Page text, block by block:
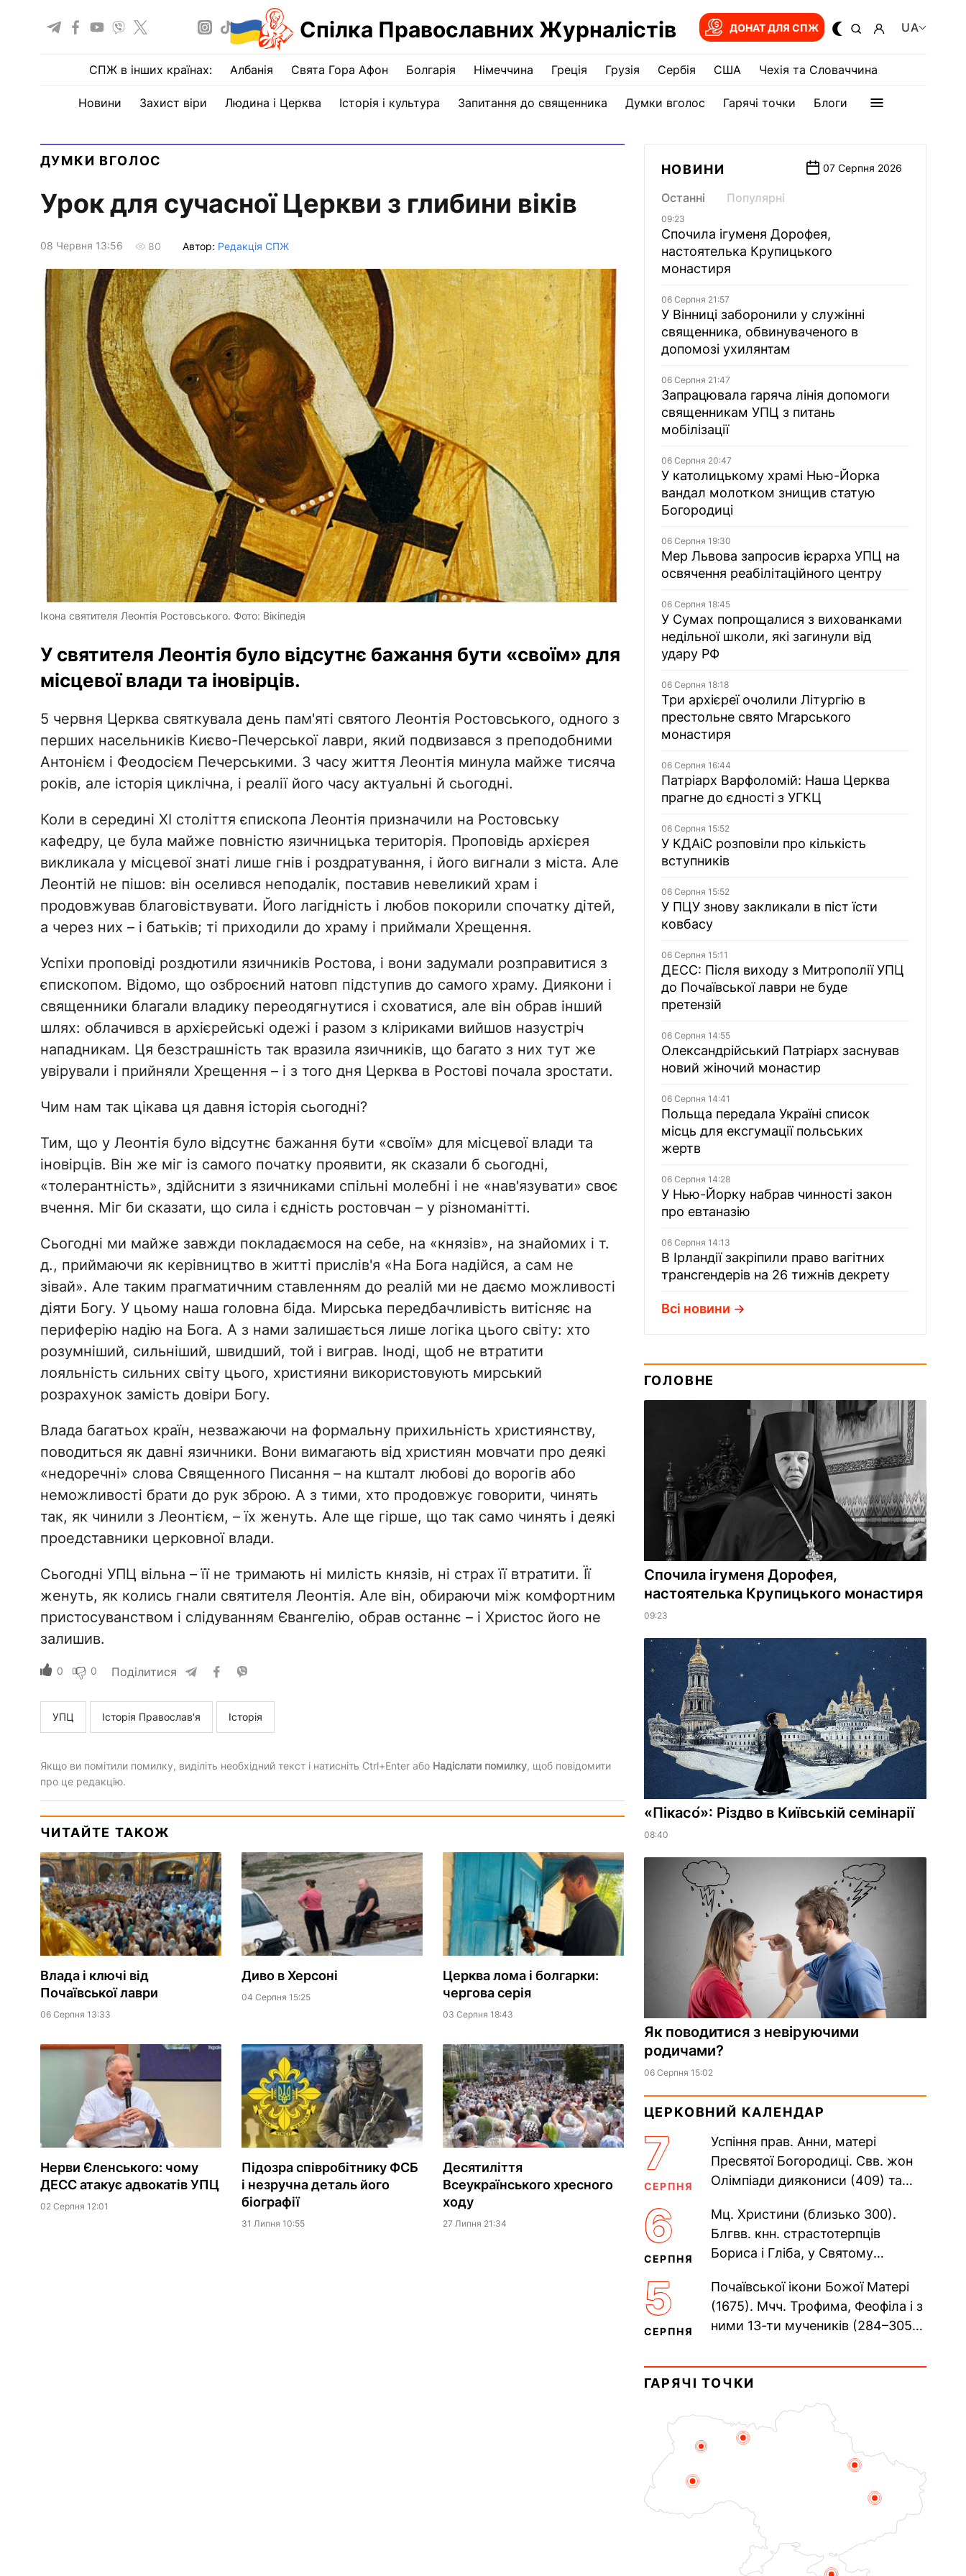
Спілка Православних Журналістів ДОНАТ ДЛЯ СПЖ UA
СПЖ в інших країнах: Албанія Свята Гора Афон Болгарія Німеччина Греція Грузія Сербія США Чехія та Словаччина
Новини Захист віри Людина і Церква Історія і культура Запитання до священника Думки вголос Гарячі точки Блоги
ДУМКИ ВГОЛОС
Урок для сучасної Церкви з глибини віків
08 Червня 13:56 80 Автор: Редакція СПЖ
Ікона святителя Леонтія Ростовського. Фото: Вікіпедія
У святителя Леонтія було відсутнє бажання бути «своїм» для
місцевої влади та іновірців.
5 червня Церква святкувала день пам'яті святого Леонтія Ростовського, одного з
перших насельників Києво-Печерської лаври, який подвизався з преподобними
Антонієм і Феодосієм Печерськими. З часу життя Леонтія минула майже тисяча
років, але історія циклічна, і реалії його часу актуальні й сьогодні.
Коли в середині XI століття єпископа Леонтія призначили на Ростовську
кафедру, це була майже повністю язичницька територія. Проповідь архієрея
викликала у місцевої знаті лише гнів і роздратування, і його вигнали з міста. Але
Леонтій не пішов: він оселився неподалік, поставив невеликий храм і
продовжував благовіствувати. Його лагідність і любов покорили спочатку дітей,
а через них – і батьків; ті приходили до храму і приймали Хрещення.
Успіхи проповіді роздютили язичників Ростова, і вони задумали розправитися з
єпископом. Відомо, що озброєний натовп підступив до самого храму. Диякони і
священники благали владику переодягнутися і сховатися, але він обрав інший
шлях: облачився в архієрейські одежі і разом з кліриками вийшов назустріч
нападникам. Ця безстрашність так вразила язичників, що багато з них тут же
увірували і прийняли Хрещення – і з того дня Церква в Ростові почала зростати.
Чим нам так цікава ця давня історія сьогодні?
Тим, що у Леонтія було відсутнє бажання бути «своїм» для місцевої влади та
іновірців. Він же міг із самого початку проявити, як сказали б сьогодні,
«толерантність», здійснити з язичниками спільні молебні і не «нав'язувати» своє
вчення. Міг би сказати, що сила і єдність ростовчан – у різноманітті.
Сьогодні ми майже завжди покладаємося на себе, на «князів», на знайомих і т.
д., приймаючи як керівництво в житті прислів'я «На Бога надійся, а сам не
зівай». Але таким прагматичним ставленням до реалій ми не даємо можливості
діяти Богу. У цьому наша головна біда. Мирська передбачливість витісняє на
периферію надію на Бога. А з нами залишається лише логіка цього світу: хто
розумніший, сильніший, швидший, той і виграв. Іноді, щоб не втратити
лояльність сильних світу цього, християни використовують мирський
розрахунок замість довіри Богу.
Влада багатьох країн, незважаючи на формальну прихильність християнству,
поводиться як давні язичники. Вони вимагають від християн мовчати про деякі
«недоречні» слова Священного Писання – на кшталт любові до ворогів або
неможливості брати до рук зброю. А з тими, хто продовжує говорити, чинять
так, як чинили з Леонтієм, – їх женуть. Але ще гірше, що так само чинять і деякі
проедставники церковної влади.
Сьогодні УПЦ вільна – її не тримають ні милість князів, ні страх її втратити. Її
женуть, як колись гнали святителя Леонтія. Але він, обираючи між комфортним
пристосуванством і слідуванням Євангелію, обрав останнє – і Христос його не
залишив.
0 0 Поділитися
УПЦ Історія Православ'я Історія
Якщо ви помітили помилку, виділіть необхідний текст і натисніть Ctrl+Enter або Надіслати помилку, щоб повідомити
про це редакцію.
ЧИТАЙТЕ ТАКОЖ
Влада і ключі від
Почаївської лаври
06 Серпня 13:33
Диво в Херсоні
04 Серпня 15:25
Церква лома і болгарки:
чергова серія
03 Серпня 18:43
Нерви Єленського: чому
ДЕСС атакує адвокатів УПЦ
02 Серпня 12:01
Підозра співробітнику ФСБ
і незручна деталь його
біографії
31 Липня 10:55
Десятиліття
Всеукраїнського хресного
ходу
27 Липня 21:34
НОВИНИ 07 Серпня 2026
Останні Популярні
09:23
Спочила ігуменя Дорофея,
настоятелька Крупицького
монастиря
06 Серпня 21:57
У Вінниці заборонили у служінні
священника, обвинуваченого в
допомозі ухилянтам
06 Серпня 21:47
Запрацювала гаряча лінія допомоги
священникам УПЦ з питань
мобілізації
06 Серпня 20:47
У католицькому храмі Нью-Йорка
вандал молотком знищив статую
Богородиці
06 Серпня 19:30
Мер Львова запросив ієрарха УПЦ на
освячення реабілітаційного центру
06 Серпня 18:45
У Сумах попрощалися з вихованками
недільної школи, які загинули від
удару РФ
06 Серпня 18:18
Три архієреї очолили Літургію в
престольне свято Мгарського
монастиря
06 Серпня 16:44
Патріарх Варфоломій: Наша Церква
прагне до єдності з УГКЦ
06 Серпня 15:52
У КДАіС розповіли про кількість
вступників
06 Серпня 15:52
У ПЦУ знову закликали в піст їсти
ковбасу
06 Серпня 15:11
ДЕСС: Після виходу з Митрополії УПЦ
до Почаївської лаври не буде
претензій
06 Серпня 14:55
Олександрійський Патріарх заснував
новий жіночий монастир
06 Серпня 14:41
Польща передала Україні список
місць для ексгумації польських
жертв
06 Серпня 14:28
У Нью-Йорку набрав чинності закон
про евтаназію
06 Серпня 14:13
В Ірландії закріпили право вагітних
трансгендерів на 26 тижнів декрету
Всі новини
ГОЛОВНЕ
Спочила ігуменя Дорофея,
настоятелька Крупицького монастиря
09:23
«Пікасо́»: Різдво в Київській семінарії
08:40
Як поводитися з невіруючими
родичами?
06 Серпня 15:02
ЦЕРКОВНИЙ КАЛЕНДАР
7
СЕРПНЯ
Успіння прав. Анни, матері
Пресвятої Богородиці. Свв. жон
Олімпіади диякониси (409) та
Пам’ять V Вселенського...
6
СЕРПНЯ
Мц. Христини (близько 300).
Блгвв. кнн. страстотерпців
Бориса і Гліба, у Святому
Прп. Полікарпа, архімандрита...
5
СЕРПНЯ
Почаївської ікони Божої Матері
(1675). Мчч. Трофима, Феофіла і з
ними 13-ти мучеників (284–305).
Равенійського (близько 75)....
ГАРЯЧІ ТОЧКИ